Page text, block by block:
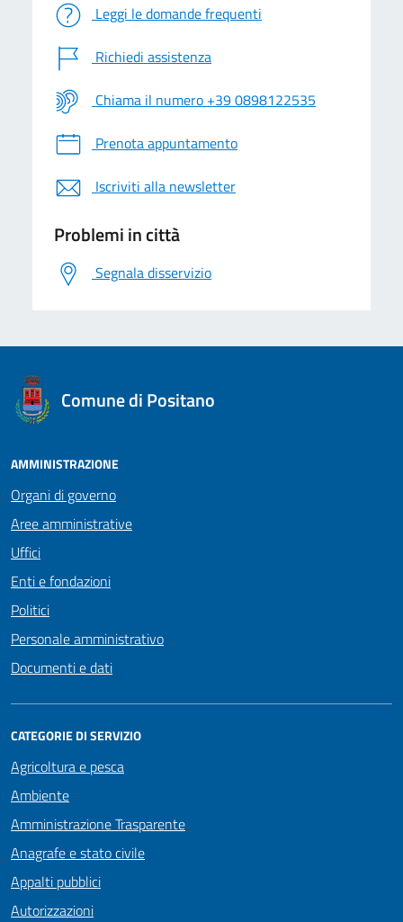
Leggi le domande frequenti
Richiedi assistenza
Chiama il numero +39 0898122535
Prenota appuntamento
Iscriviti alla newsletter
Problemi in città
Segnala disservizio
logo Unione Europea
Comune di Positano
AMMINISTRAZIONE
Organi di governo
Aree amministrative
Uffici
Enti e fondazioni
Politici
Personale amministrativo
Documenti e dati
CATEGORIE DI SERVIZIO
Agricoltura e pesca
Ambiente
Amministrazione Trasparente
Anagrafe e stato civile
Appalti pubblici
Autorizzazioni